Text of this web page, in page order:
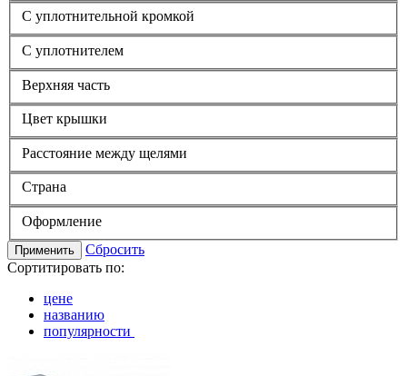
С уплотнительной кромкой
С уплотнителем
Верхняя часть
Цвет крышки
Расстояние между щелями
Страна
Оформление
Применить
Сбросить
Сортитировать по:
цене
названию
популярности